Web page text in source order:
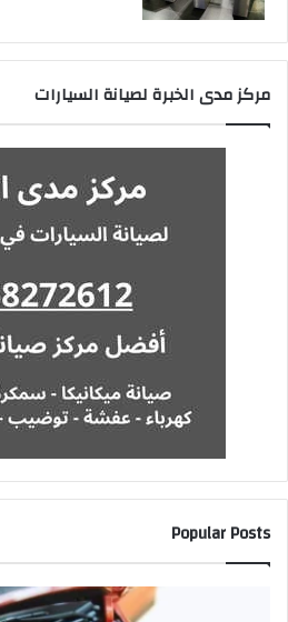
مركز مدى الخبرة لصيانة السيارات
Popular Posts